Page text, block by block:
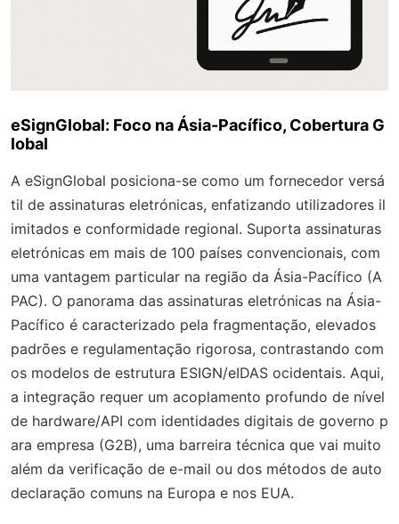
eSignGlobal: Foco na Ásia-Pacífico, Cobertura G
lobal
A eSignGlobal posiciona-se como um fornecedor versá
til de assinaturas eletrónicas, enfatizando utilizadores il
imitados e conformidade regional. Suporta assinaturas
eletrónicas em mais de 100 países convencionais, com
uma vantagem particular na região da Ásia-Pacífico (A
PAC). O panorama das assinaturas eletrónicas na Ásia-
Pacífico é caracterizado pela fragmentação, elevados
padrões e regulamentação rigorosa, contrastando com
os modelos de estrutura ESIGN/eIDAS ocidentais. Aqui,
a integração requer um acoplamento profundo de nível
de hardware/API com identidades digitais de governo p
ara empresa (G2B), uma barreira técnica que vai muito
além da verificação de e-mail ou dos métodos de auto
declaração comuns na Europa e nos EUA.